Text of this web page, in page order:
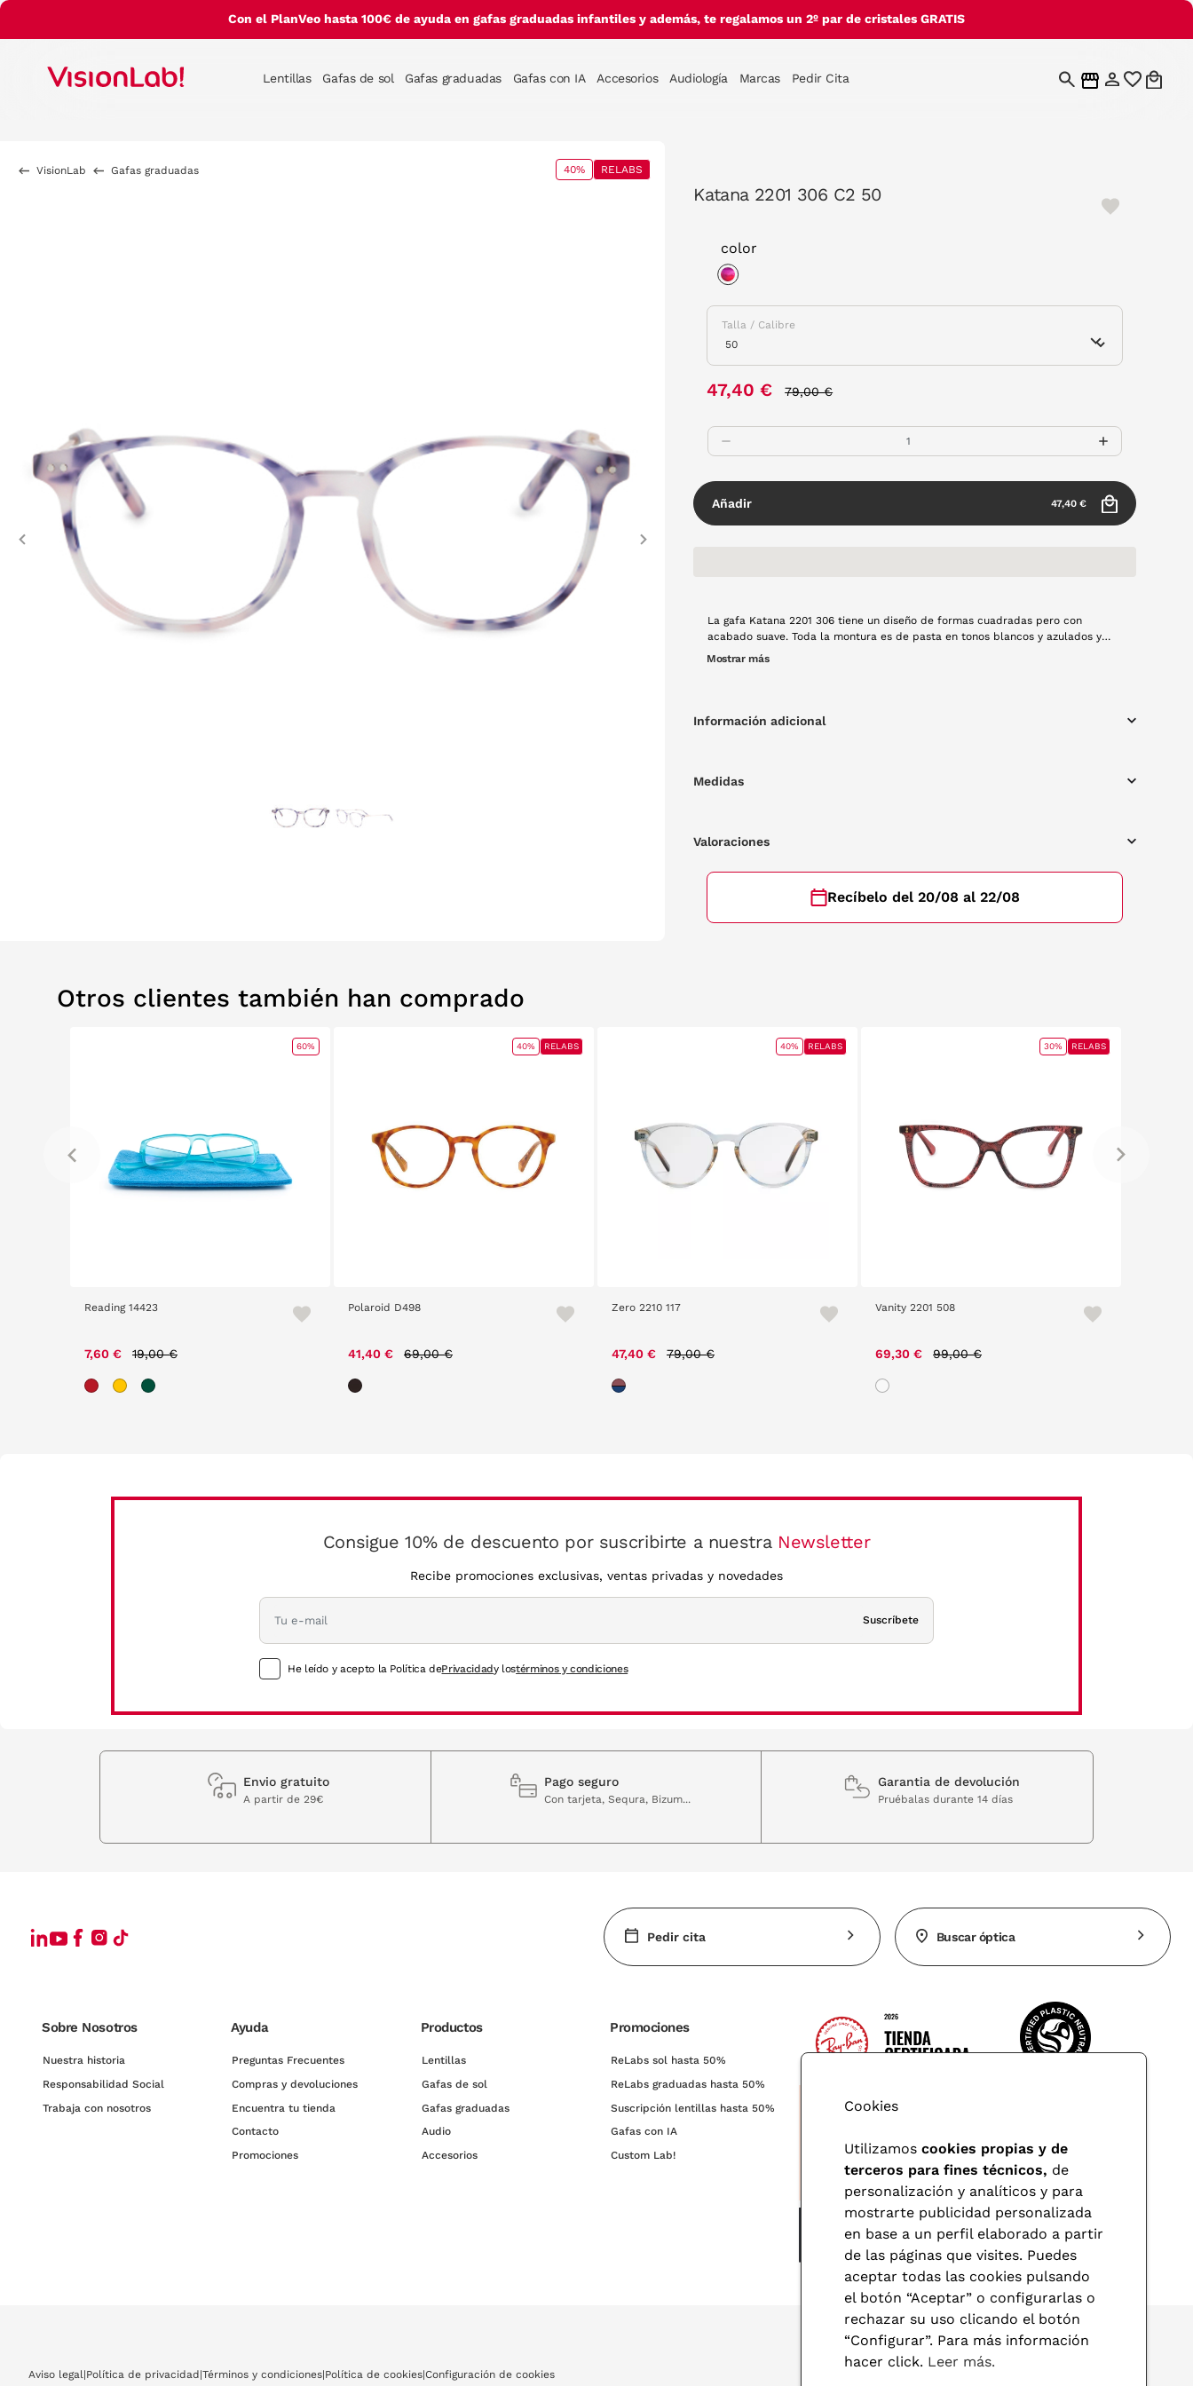
Con el PlanVeo hasta 100€ de ayuda en gafas graduadas infantiles y además, te regalamos un 2º par de cristales GRATIS
Lentillas Gafas de sol Gafas graduadas Gafas con IA Accesorios Audiología Marcas Pedir Cita
VisionLab Gafas graduadas 40% RELABS
Previous
Katana 2201 306 C2 50
color
Talla / Calibre
47,40 € 79,00 €
Añadir 47,40 €
La gafa Katana 2201 306 tiene un diseño de formas cuadradas pero con
acabado suave. Toda la montura es de pasta en tonos blancos y azulados y
varillas metálicas.
Mostrar más
Información adicional
Medidas
Valoraciones
Recíbelo del 20/08 al 22/08
Otros clientes también han comprado
Reading 14423
7,60 € 19,00 €
60%
Polaroid D498
41,40 € 69,00 €
40% RELABS
Zero 2210 117
47,40 € 79,00 €
40% RELABS
Vanity 2201 508
69,30 € 99,00 €
30% RELABS
Consigue 10% de descuento por suscribirte a nuestra Newsletter
Recibe promociones exclusivas, ventas privadas y novedades
Suscríbete
He leído y acepto la Política dePrivacidady lostérminos y condiciones
Envio gratuito
A partir de 29€
Pago seguro
Con tarjeta, Sequra, Bizum...
Garantia de devolución
Pruébalas durante 14 días
Pedir cita Buscar óptica
Sobre Nosotros
Nuestra historia
Responsabilidad Social
Trabaja con nosotros
Ayuda
Preguntas Frecuentes
Compras y devoluciones
Encuentra tu tienda
Contacto
Promociones
Productos
Lentillas
Gafas de sol
Gafas graduadas
Audio
Accesorios
Promociones
ReLabs sol hasta 50%
ReLabs graduadas hasta 50%
Suscripción lentillas hasta 50%
Gafas con IA
Custom Lab!
Aviso legal|Política de privacidad |Términos y condiciones|Política de cookies|Configuración de cookies
Cookies
Utilizamos cookies propias y de
terceros para fines técnicos, de
personalización y analíticos y para
mostrarte publicidad personalizada
en base a un perfil elaborado a partir
de las páginas que visites. Puedes
aceptar todas las cookies pulsando
el botón “Aceptar” o configurarlas o
rechazar su uso clicando el botón
“Configurar”. Para más información
hacer click. Leer más.